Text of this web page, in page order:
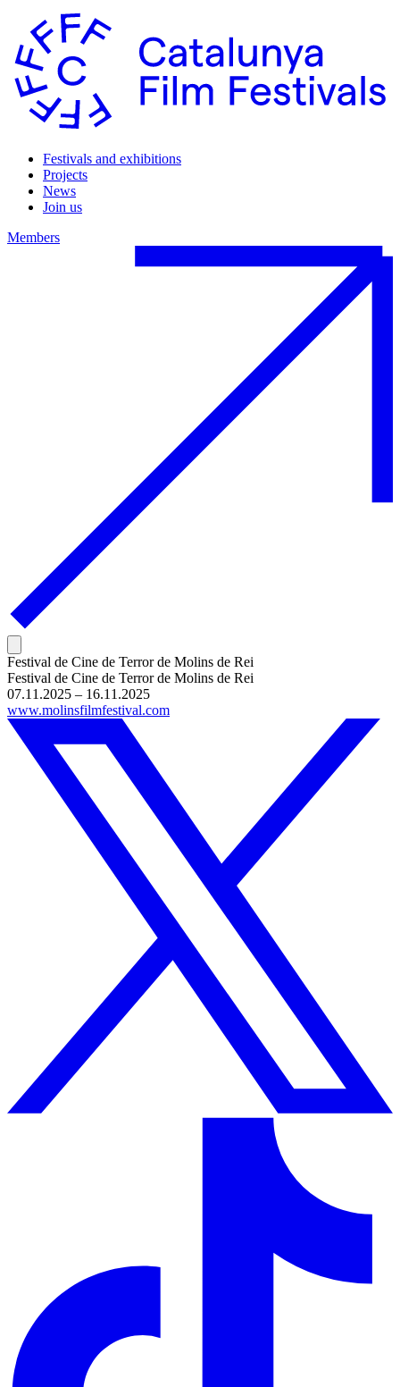
Festivals and exhibitions
Projects
News
Join us
Members
Festival de Cine de Terror de Molins de Rei
Festival de Cine de Terror de Molins de Rei
07.11.2025 – 16.11.2025
www.molinsfilmfestival.com